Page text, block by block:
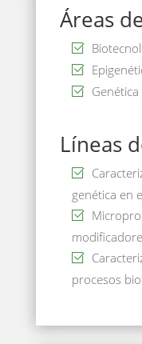
Áreas
Líneas
genética en
procesos